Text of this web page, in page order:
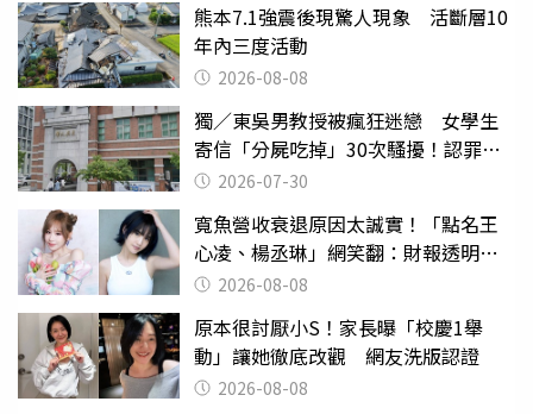
熊本7.1強震後現驚人現象 活斷層10
年內三度活動
2026-08-08
獨／東吳男教授被瘋狂迷戀 女學生
寄信「分屍吃掉」30次騷擾！認罪免
關 2026-07-30
寬魚營收衰退原因太誠實！「點名王
心凌、楊丞琳」網笑翻：財報透明度
滿分2026-08-08
原本很討厭小S！家長曝「校慶1舉
動」讓她徹底改觀 網友洗版認證
2026-08-08